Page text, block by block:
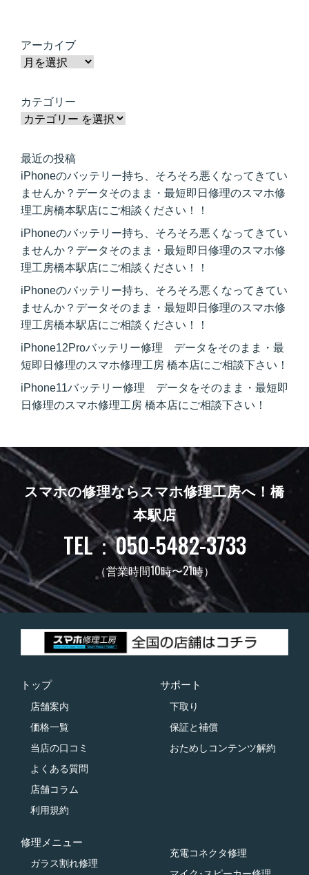
アーカイブ
カテゴリー
最近の投稿
iPhoneのバッテリー持ち、そろそろ悪くなってきてい
ませんか？データそのまま・最短即日修理のスマホ修
理工房橋本駅店にご相談ください！！
iPhoneのバッテリー持ち、そろそろ悪くなってきてい
ませんか？データそのまま・最短即日修理のスマホ修
理工房橋本駅店にご相談ください！！
iPhoneのバッテリー持ち、そろそろ悪くなってきてい
ませんか？データそのまま・最短即日修理のスマホ修
理工房橋本駅店にご相談ください！！
iPhone12Proバッテリー修理 データをそのまま・最
短即日修理のスマホ修理工房 橋本店にご相談下さい！
iPhone11バッテリー修理 データをそのまま・最短即
日修理のスマホ修理工房 橋本店にご相談下さい！
スマホの修理ならスマホ修理工房へ！ 橋
本駅店
TEL：050-5482-3733
（営業時間10時〜21時）
トップ
店舗案内
価格一覧
当店の口コミ
よくある質問
店舗コラム
利用規約
サポート
下取り
保証と補償
おためしコンテンツ解約
修理メニュー
ガラス割れ修理
充電コネクタ修理